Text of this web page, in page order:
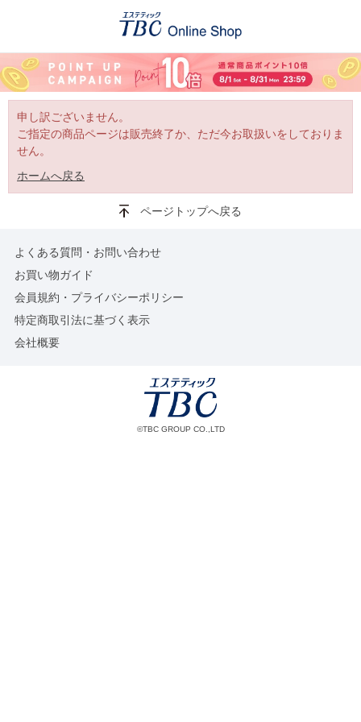
申し訳ございません。
ご指定の商品ページは販売終了か、ただ今お取扱いをしておりま
せん。
ホームへ戻る
ページトップへ戻る
よくある質問・お問い合わせ
お買い物ガイド
会員規約・プライバシーポリシー
特定商取引法に基づく表示
会社概要
©TBC GROUP CO.,LTD